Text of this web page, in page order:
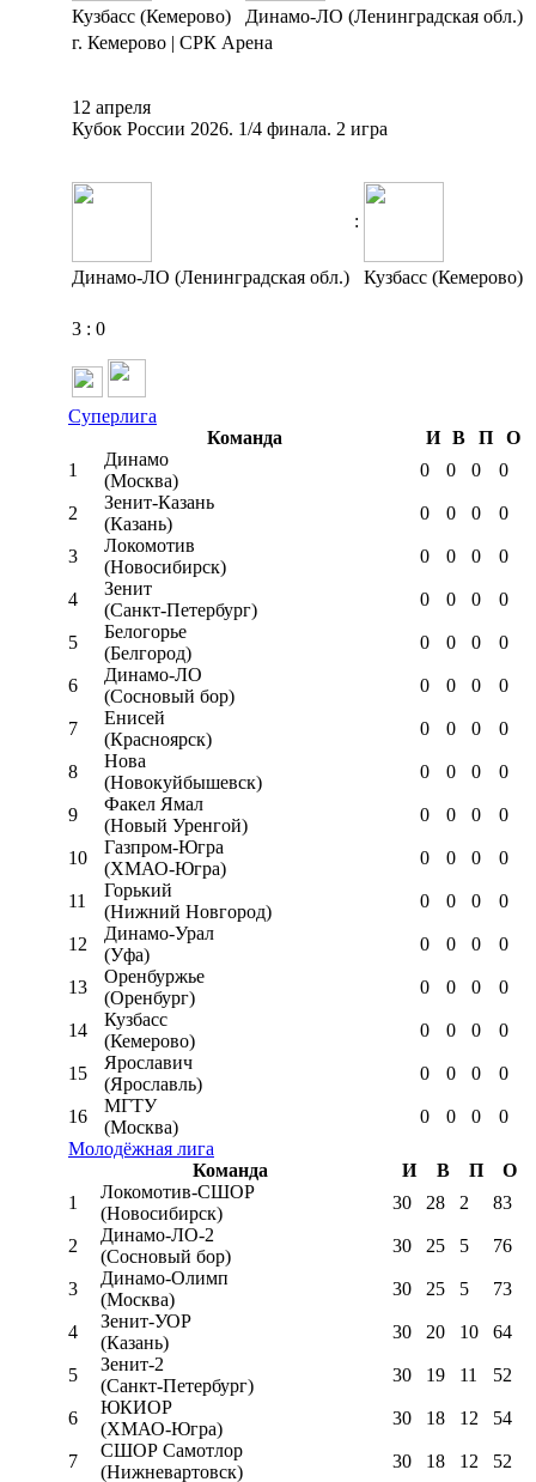
Кузбасс (Кемерово)
Динамо-ЛО (Ленинградская обл.)
г. Кемерово | СРК Арена
12 апреля
Кубок России 2026. 1/4 финала. 2 игра
:
Динамо-ЛО (Ленинградская обл.) Кузбасс (Кемерово)
3 : 0
Суперлига
Команда
И В П
О
1
Динамо
(Москва)
0 0 0 0
2
Зенит-Казань
(Казань)
0 0 0 0
3
Локомотив
(Новосибирск)
0 0 0 0
4
Зенит
(Санкт-Петербург)
0 0 0 0
5
Белогорье
(Белгород)
0 0 0 0
6
Динамо-ЛО
(Сосновый бор)
0 0 0 0
7
Енисей
(Красноярск)
0 0 0 0
8
Нова
(Новокуйбышевск)
0 0 0 0
9
Факел Ямал
(Новый Уренгой)
0 0 0 0
10
Газпром-Югра
(ХМАО-Югра)
0 0 0 0
11
Горький
(Нижний Новгород)
0 0 0 0
12
Динамо-Урал
(Уфа)
0 0 0 0
13
Оренбуржье
(Оренбург)
0 0 0 0
14
Кузбасс
(Кемерово)
0 0 0 0
15
Ярославич
(Ярославль)
0 0 0 0
16
МГТУ
(Москва)
0 0 0
0
Молодёжная лига
Команда
И В П
О
1
Локомотив-CШОР
(Новосибирск)
30 28 2 83
2
Динамо-ЛО-2
(Сосновый бор)
30 25 5 76
3
Динамо-Олимп
(Москва)
30 25 5 73
4
Зенит-УОР
(Казань)
30 20 10 64
5
Зенит-2
(Санкт-Петербург)
30 19 11 52
6
ЮКИОР
(ХМАО-Югра)
30 18 12 54
7
СШОР Самотлор
(Нижневартовск)
30 18 12 52